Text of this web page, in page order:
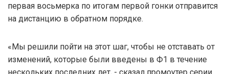
первая восьмерка по итогам первой гонки отправится
на дистанцию в обратном порядке.
«Мы решили пойти на этот шаг, чтобы не отставать от
изменений, которые были введены в Ф1 в течение